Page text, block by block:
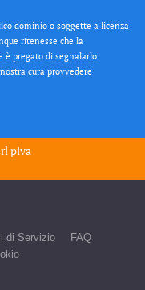
dominio o soggette a licenza
ritenesse che la
è pregato di segnalarlo
cura provvedere
piva
di Servizio
FAQ